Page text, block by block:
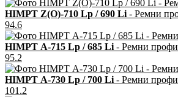
HIMPT Z(О)-710 Lp / 690 Li - Ремни
94.6
HIMPT А-715 Lp / 685 Li - Ремни
95.2
HIMPT А-730 Lp / 700 Li - Ремни
101.2